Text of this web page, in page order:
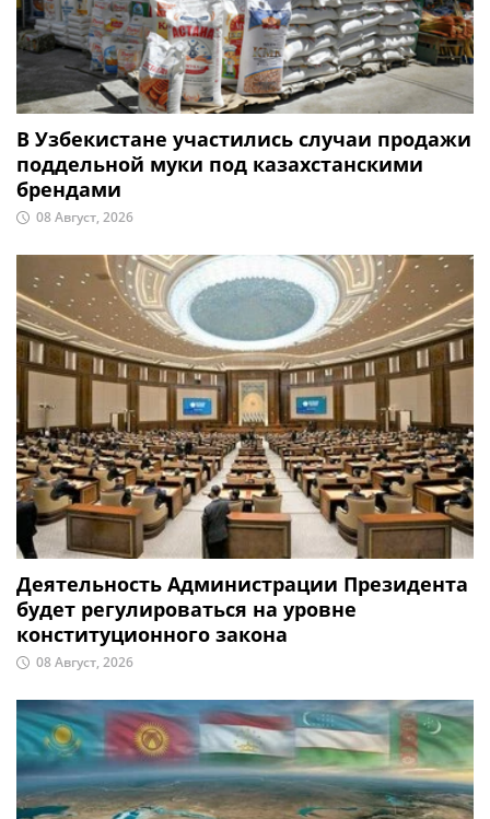
В Узбекистане участились случаи продажи
поддельной муки под казахстанскими
брендами
08 Август, 2026
Деятельность Администрации Президента
будет регулироваться на уровне
конституционного закона
08 Август, 2026